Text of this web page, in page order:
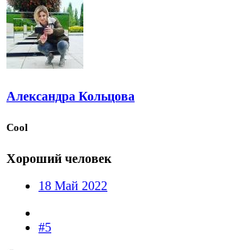
Александра Кольцова
Cool
Хороший человек
18 Май 2022
#5